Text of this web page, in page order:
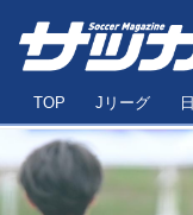
TOP Jリーグ